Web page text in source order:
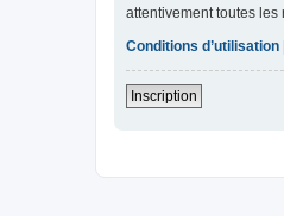
attentivement toutes les
Conditions d’utilisation
Inscription